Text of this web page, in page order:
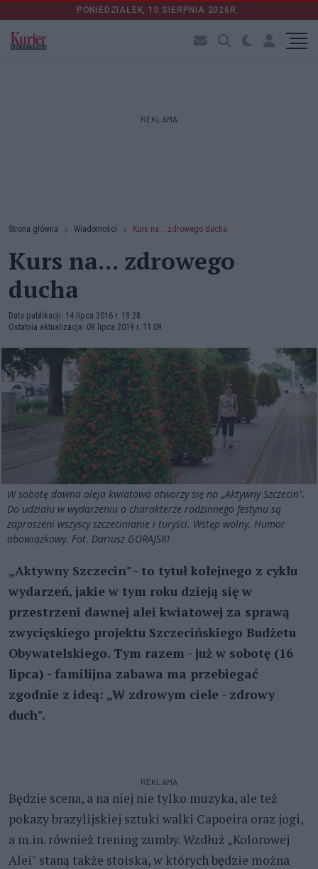
PONIEDZIAŁEK, 10 SIERPNIA 2026R.
REKLAMA
Strona główna Wiadomości Kurs na... zdrowego ducha
Kurs na... zdrowego
ducha
Data publikacji: 14 lipca 2016 r. 19:28
Ostatnia aktualizacja: 09 lipca 2019 r. 11:09
W sobotę dawna aleja kwiatowa otworzy się na „Aktywny Szczecin".
Do udziału w wydarzeniu o charakterze rodzinnego festynu są
zaproszeni wszyscy szczecinianie i turyści. Wstęp wolny. Humor
obowiązkowy. Fot. Dariusz GORAJSKI
„Aktywny Szczecin" - to tytuł kolejnego z cyklu
wydarzeń, jakie w tym roku dzieją się w
przestrzeni dawnej alei kwiatowej za sprawą
zwycięskiego projektu Szczecińskiego Budżetu
Obywatelskiego. Tym razem - już w sobotę (16
lipca) - familijna zabawa ma przebiegać
zgodnie z ideą: „W zdrowym ciele - zdrowy
duch".
REKLAMA
Będzie scena, a na niej nie tylko muzyka, ale też
pokazy brazylijskiej sztuki walki Capoeira oraz jogi,
a m.in. również trening zumby. Wzdłuż „Kolorowej
Alei" staną także stoiska, w których będzie można